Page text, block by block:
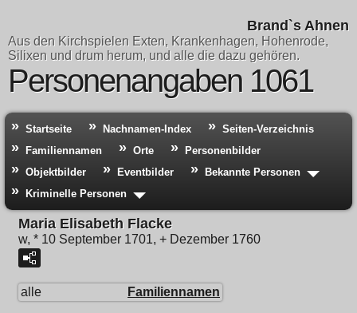
Brand`s Ahnen
Aus den Kirchspielen Exten, Krankenhagen, Hohenrode,
Silixen und drum herum, und alle die dazu gehören.
Personenangaben 1061
Startseite Nachnamen-Index
Seiten-Verzeichnis
Familiennamen
Orte
Personenbilder
Objektbilder
Eventbilder
Bekannte Personen
Kriminelle Personen
Maria Elisabeth Flacke
w, * 10 September 1701, + Dezember 1760
alle Familiennamen